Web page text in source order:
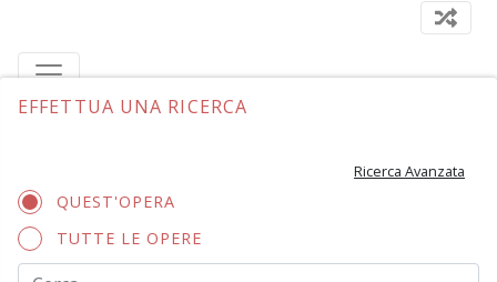
EFFETTUA UNA RICERCA
Ricerca Avanzata
QUEST'OPERA
TUTTE LE OPERE